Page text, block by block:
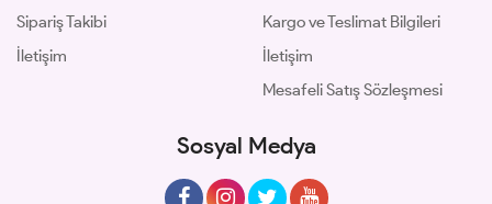
Sipariş Takibi
İletişim
Kargo ve Teslimat Bilgileri
İletişim
Mesafeli Satış Sözleşmesi
Sosyal Medya